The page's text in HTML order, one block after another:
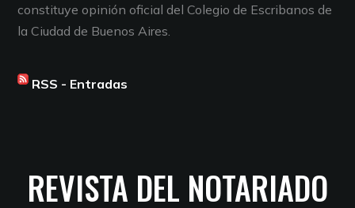
constituye opinión oficial del Colegio de Escribanos de
la Ciudad de Buenos Aires.
RSS - Entradas
REVISTA DEL NOTARIADO